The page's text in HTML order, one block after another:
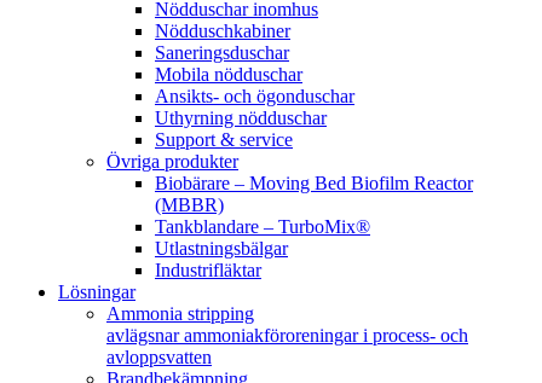
Nödduschar inomhus
Nödduschkabiner
Saneringsduschar
Mobila nödduschar
Ansikts- och ögonduschar
Uthyrning nödduschar
Support & service
Övriga produkter
Biobärare – Moving Bed Biofilm Reactor
(MBBR)
Tankblandare – TurboMix®
Utlastningsbälgar
Industrifläktar
Lösningar
Ammonia stripping
avlägsnar ammoniakföroreningar i process- och
avloppsvatten
Brandbekämpning